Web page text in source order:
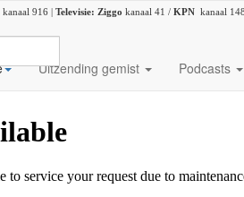
kanaal 916 | Televisie: Ziggo kanaal 41 / KPN kanaal
Uitzending gemist Podcasts